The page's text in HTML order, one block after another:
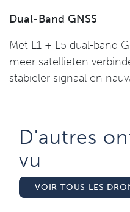
Dual-Band GNSS
Met L1 + L5 dual-band
meer satellieten
stabieler signaal en
D'autres
vu​
VOIR TOUS LES